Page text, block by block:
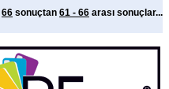
66 sonuçtan 61 - 66 arası sonuçlar...